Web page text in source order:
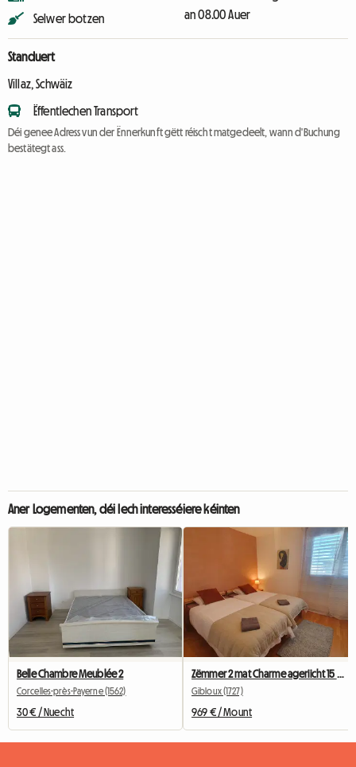
Selwer botzen
an 08.00 Auer
Standuert
Villaz, Schwäiz
Ëffentlechen Transport
Déi genee Adress vun der Ënnerkunft gëtt réischt matgedeelt, wann d'Buchung
bestätegt ass.
Aner Logementen, déi Iech interesséiere kéinten
Belle Chambre Meublée 2
Corcelles-près-Payerne (1562)
30 € / Nuecht
Zëmmer 2 mat Charme ageriicht 15 Minutte vu Fribourg
Gibloux (1727)
969 € / Mount